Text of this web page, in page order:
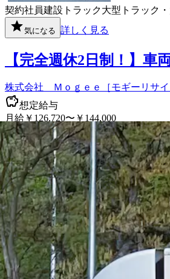
契約社員建設 トラック大型トラック
気になる 詳しく見る
【完全週休2日制！】
株式会社 Ｍｏｇｅｅ［モギーリサイ
想定給与
月給￥126,720〜￥144,000
勤務時間
午前9時〜午後6時30分
勤務地
宮城県亘理郡亘理町
アルバイト解体トラック 大型トラッ